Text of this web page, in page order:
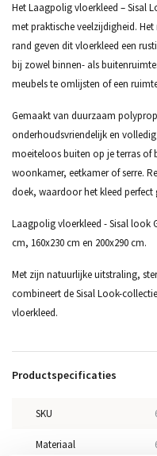
Het Laagpolig vloerkleed – Sisal
met praktische veelzijdigheid.
rand geven dit vloerkleed een
bij zowel binnen- als
meubels te omlijsten of een
Gemaakt van duurzaam
onderhoudsvriendelijk en
moeiteloos buiten op je terras
woonkamer, eetkamer of serre.
doek, waardoor het kleed
Laagpolig vloerkleed - Sisal look
cm, 160x230 cm en 200x290 cm.
Met zijn natuurlijke uitstraling,
combineert de Sisal Look-
vloerkleed.
Productspecificaties
SKU
Materiaal